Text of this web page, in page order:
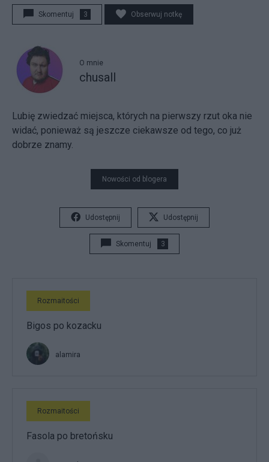
Skomentuj 3 Obserwuj notkę
O mnie
chusall
Lubię zwiedzać miejsca, których na pierwszy rzut oka nie
widać, ponieważ są jeszcze ciekawsze od tego, co już
dobrze znamy.
Nowości od blogera
Udostępnij Udostępnij
Skomentuj 3
Rozmaitości
Bigos po kozacku
alamira
Rozmaitości
Fasola po bretońsku